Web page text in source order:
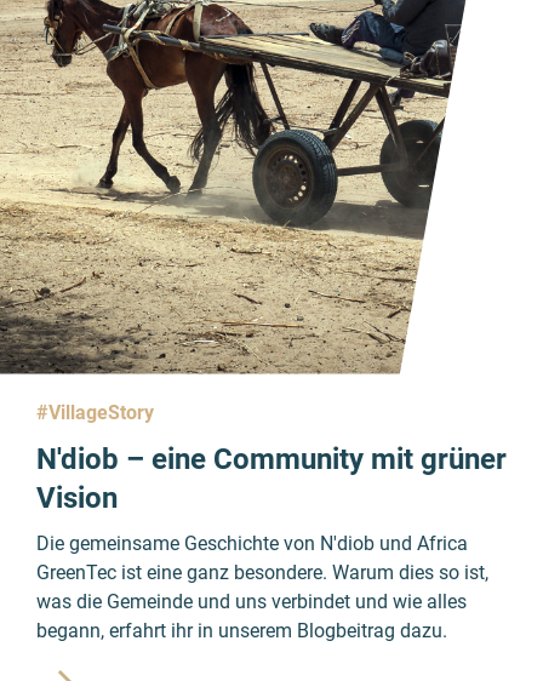
#VillageStory
N'diob – eine Community mit grüner
Vision
Die gemeinsame Geschichte von N'diob und Africa
GreenTec ist eine ganz besondere. Warum dies so ist,
was die Gemeinde und uns verbindet und wie alles
begann, erfahrt ihr in unserem Blogbeitrag dazu.